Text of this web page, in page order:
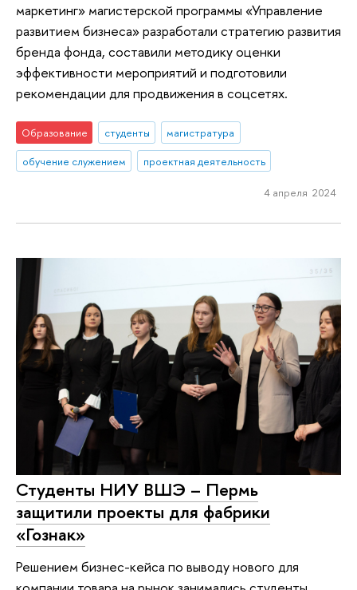
маркетинг» магистерской программы «Управление
развитием бизнеса» разработали стратегию развития
бренда фонда, составили методику оценки
эффективности мероприятий и подготовили
рекомендации для продвижения в соцсетях.
Образование студенты
магистратура
обучение служением
проектная деятельность
4 апреля 2024
Студенты НИУ ВШЭ – Пермь
защитили проекты для фабрики
«Гознак»
Решением бизнес-кейса по выводу нового для